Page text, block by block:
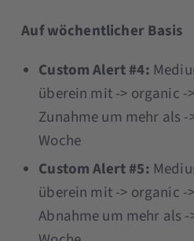
Auf wöchentlicher Basis
Custom Alert #4:
überein mit -> organic -
Zunahme um mehr als -
Woche
Custom Alert #5:
überein mit -> organic -
Abnahme um mehr als